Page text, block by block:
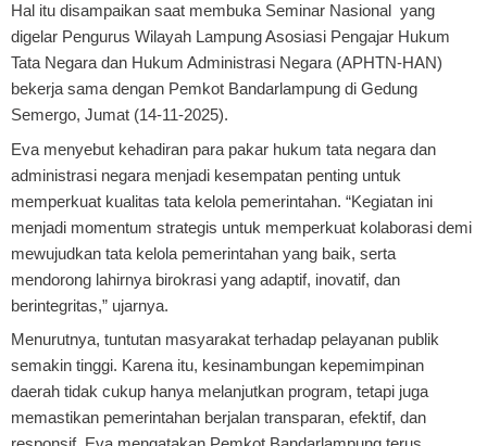
Hal itu disampaikan saat membuka Seminar Nasional yang
digelar Pengurus Wilayah Lampung Asosiasi Pengajar Hukum
Tata Negara dan Hukum Administrasi Negara (APHTN-HAN)
bekerja sama dengan Pemkot Bandarlampung di Gedung
Semergo, Jumat (14-11-2025).
Eva menyebut kehadiran para pakar hukum tata negara dan
administrasi negara menjadi kesempatan penting untuk
memperkuat kualitas tata kelola pemerintahan. “Kegiatan ini
menjadi momentum strategis untuk memperkuat kolaborasi demi
mewujudkan tata kelola pemerintahan yang baik, serta
mendorong lahirnya birokrasi yang adaptif, inovatif, dan
berintegritas,” ujarnya.
Menurutnya, tuntutan masyarakat terhadap pelayanan publik
semakin tinggi. Karena itu, kesinambungan kepemimpinan
daerah tidak cukup hanya melanjutkan program, tetapi juga
memastikan pemerintahan berjalan transparan, efektif, dan